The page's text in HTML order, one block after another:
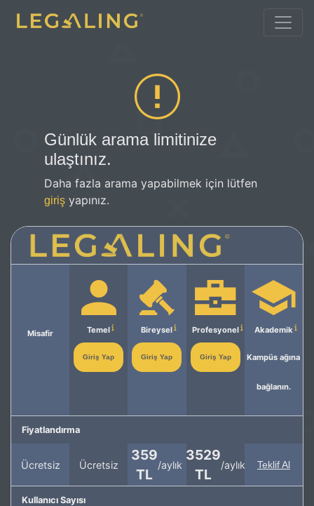
Günlük arama limitinize
ulaştınız.
Daha fazla arama yapabilmek için lütfen
giriş yapınız.
Misafir Temel
Giriş Yap
Bireysel
Giriş Yap
Profesyonel
Giriş Yap
Akademik
Kampüs ağına
bağlanın.
Fiyatlandırma
Ücretsiz Ücretsiz
359
TL
/aylık
3529
TL
/aylık Teklif Al
Kullanıcı Sayısı